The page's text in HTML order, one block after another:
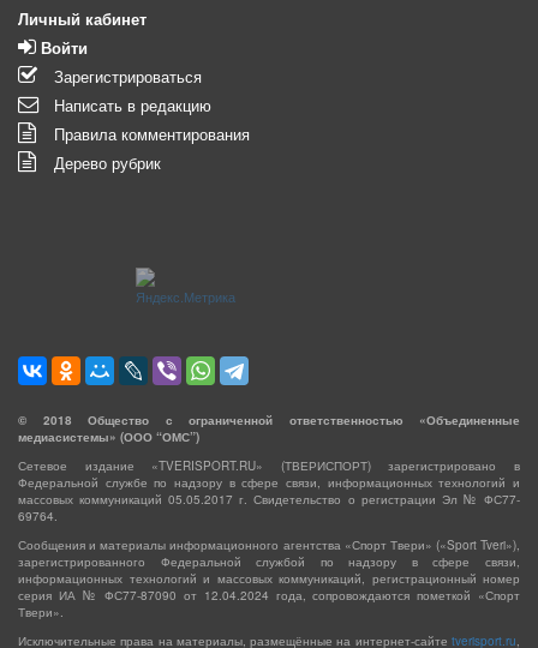
Личный кабинет
Войти
Зарегистрироваться
Написать в редакцию
Правила комментирования
Дерево рубрик
© 2018 Общество с ограниченной ответственностью «Объединенные
медиасистемы» (ООО “ОМС”)
Сетевое издание «TVERISPORT.RU» (ТВЕРИСПОРТ) зарегистрировано в
Федеральной службе по надзору в сфере связи, информационных технологий и
массовых коммуникаций 05.05.2017 г. Свидетельство о регистрации Эл № ФС77-
69764.
Сообщения и материалы информационного агентства «Спорт Твери» («Sport Tveri»),
зарегистрированного Федеральной службой по надзору в сфере связи,
информационных технологий и массовых коммуникаций, регистрационный номер
серия ИА № ФС77-87090 от 12.04.2024 года, сопровождаются пометкой «Спорт
Твери».
Исключительные права на материалы, размещённые на интернет-сайте tverisport.ru,